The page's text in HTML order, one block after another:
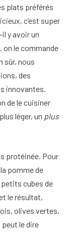
plats préférés
c’est super
y avoir un
on le commande
sûr, nous
des
innovantes.
de le cuisiner
léger, un plus
protéinée. Pour
pomme de
cubes de
le résultat,
olives vertes,
le dire